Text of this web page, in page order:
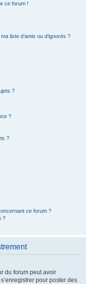
ce forum !
liste d’amis ou d’ignorés ?
?
?
?
ce forum ?
?
du forum peut avoir
pour poster des